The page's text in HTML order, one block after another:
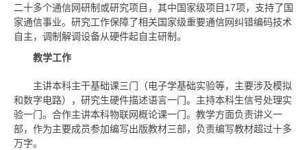
二十多个通信网研制或研究项目，其中国家级项目17项，支持了国
家通信事业。研究工作保障了相关国家级重要通信网纠错编码技术
自主，调制解调设备从硬件起自主研制。
教学工作
主讲本科主干基础课三门（电子学基础实验等，主要涉及模拟
和数字电路），研究生硬件描述语言一门。主持本科生信号处理实
验一门。合作主讲本科物联网概论课一门。教学方面负责讲义一
部，作为主要成员参加编写出版教材三部，负责编写教材超过十多
万字。